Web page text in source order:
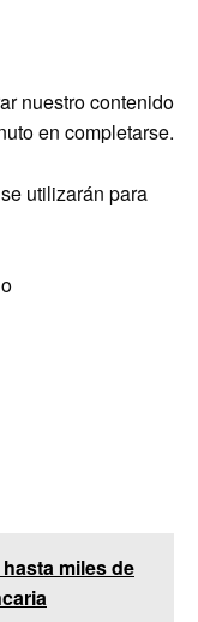
nuestro contenido
en completarse.
utilizarán para
miles de